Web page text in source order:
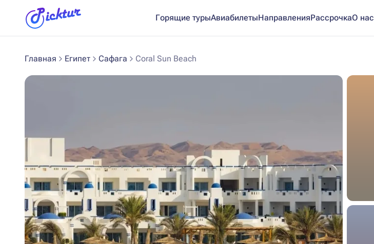
Горящие турыАвиабилетыНаправленияРассрочкаО нас
Главная Египет Сафага Coral Sun Beach